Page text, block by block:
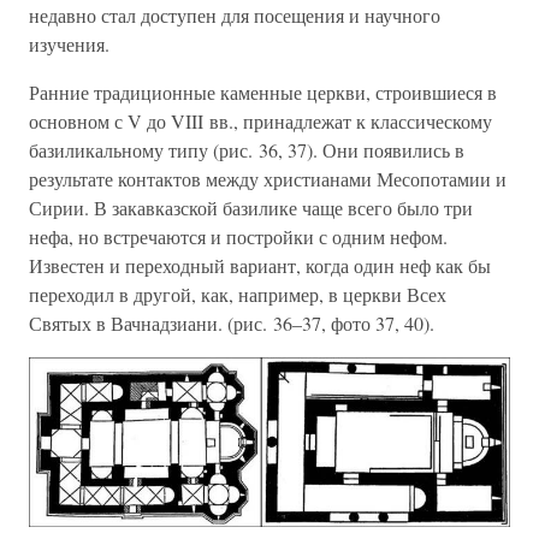
недавно стал доступен для посещения и научного
изучения.
Ранние традиционные каменные церкви, строившиеся в
основном с V до VIII вв., принадлежат к классическому
базиликальному типу (рис. 36, 37). Они появились в
результате контактов между христианами Месопотамии и
Сирии. В закавказской базилике чаще всего было три
нефа, но встречаются и постройки с одним нефом.
Известен и переходный вариант, когда один неф как бы
переходил в другой, как, например, в церкви Всех
Святых в Вачнадзиани. (рис. 36–37, фото 37, 40).